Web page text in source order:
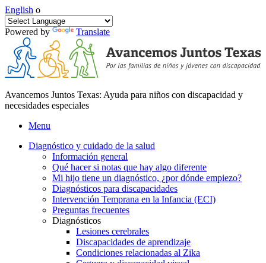
English o
Powered by Translate
Avancemos Juntos Texas: Ayuda para niños con discapacidad y
necesidades especiales
Menu
Diagnóstico y cuidado de la salud
Información general
Qué hacer si notas que hay algo diferente
Mi hijo tiene un diagnóstico, ¿por dónde empiezo?
Diagnósticos para discapacidades
Intervención Temprana en la Infancia (ECI)
Preguntas frecuentes
Diagnósticos
Lesiones cerebrales
Discapacidades de aprendizaje
Condiciones relacionadas al Zika